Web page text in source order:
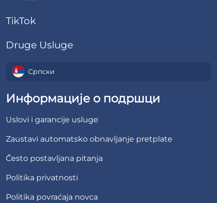
TikTok
Druge Usluge
Српски
Информације о подршци
Uslovi i garancije usluge
Zaustavi automatsko obnavljanje pretplate
Često postavljana pitanja
Politika privatnosti
Politika povraćaja novca